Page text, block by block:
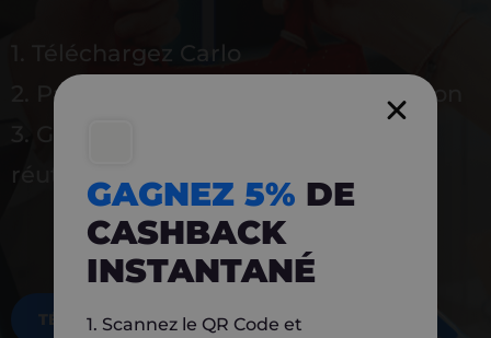
1. Téléchargez Carlo
2. Payez en magasin avec l’application
3. Gagnez instantanément 5 % à
réutiliser
TÉLÉCHARGEZ MAINTENANT
GAGNEZ 5% DE
CASHBACK
INSTANTANÉ
1. Scannez le QR Code et